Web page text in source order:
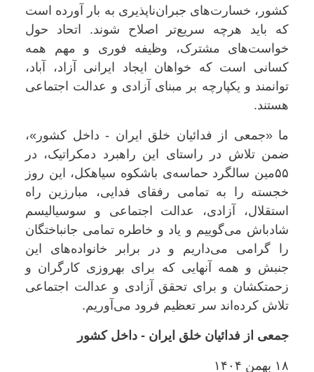
کشور، خسارت‌های جبران‌ناپذیری به بار آورده است
که باید هرچه سریع‌تر اصلاح شوند. اتحاد حول
خواست‌های مشترک، وظیفه فوری و مهم همه
کسانی است که خواهان ایجاد ایرانی آزاد، آباد،
توانمند و یکپارچه بر مبنای آزادی و عدالت اجتماعی
هستند.
ما «جمعی از فدائیان خلق ایران - داخل کشور»،
ضمن تلاش در راستای این راهبرد دمکراتیک، در
۵۵مین سالگرد حماسه‌ی باشکوه سیاهکل، این روز
خجسته را به تمامی رفقای فدایی، مبارزین راه
استقلال، آزادی، عدالت اجتماعی و سوسیالیسم
شادباش می‌گوییم و یاد و خاطره تمامی جانباختگان
را گرامی می‌داریم و در برابر خانواده‌های این
جنبش و همه آنهایی که برای بهروزی کارگران و
زحمتکشان و برای تحقق آزادی و عدالت اجتماعی
تلاش کرده‌اند سر تعظیم فرود می‌آوریم.
جمعی از فدائیان خلق ایران - داخل کشور